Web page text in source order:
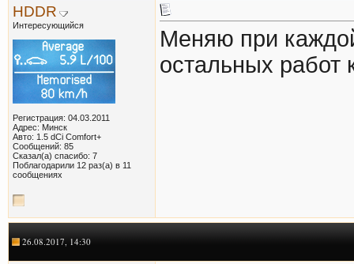
HDDR
Интересующийся
Регистрация: 04.03.2011
Адрес: Минск
Авто: 1.5 dCi Comfort+
Сообщений: 85
Сказал(а) спасибо: 7
Поблагодарили 12 раз(а) в 11
сообщениях
Меняю при
остальных работ
26.08.2017, 14:30